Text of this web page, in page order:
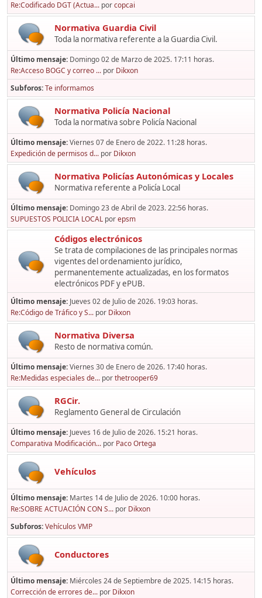
Re:Codificado DGT (Actua... porcopcai
Normativa Guardia Civil
Toda la normativa referente a la Guardia Civil.
Último mensaje: Domingo 02 de Marzo de 2025. 17:11 horas.
Re:Acceso BOGC y correo ... por Dikxon
Subforos Te informamos
Normativa Policía Nacional
Toda la normativa sobre Policía Nacional
Último mensaje:Viernes 07 de Enero de 2022. 11:28 horas.
Expedición de permisos d... por Dikxon
Normativa Policías Autonómicas y Locales
Normativa referente a Policía Local
Último mensaje: Domingo 23 de Abril de 2023. 22:56 horas.
SUPUESTOS POLICIA LOCAL porepsm
Códigos electrónicos
Se trata de compilaciones de las principales normas
vigentes del ordenamiento jurídico,
permanentemente actualizadas, en los formatos
electrónicos PDF y ePUB.
Último mensaje: Jueves 02 de Julio de 2026. 19:03 horas.
Re:Código de Tráfico y S... por Dikxon
Normativa Diversa
Resto de normativa común.
Último mensaje:Viernes 30 de Enero de 2026. 17:40 horas.
Re:Medidas especiales de... porthetrooper69
RGCir.
Reglamento General de Circulación
Último mensaje: Jueves 16 de Julio de 2026. 15:21 horas.
Comparativa Modificación... por Paco Ortega
Vehículos
Último mensaje: Martes 14 de Julio de 2026. 10:00 horas.
Re:SOBRE ACTUACIÓN CON S... por Dikxon
Subforos Vehículos VMP
Conductores
Último mensaje: Miércoles 24 de Septiembre de 2025. 14:15 horas.
Corrección de errores de... por Dikxon